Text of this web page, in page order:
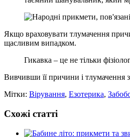
Якщо враховувати тлумачення
щасливим випадком.
Гикавка – це не тільки
Вивчивши її причини і тлумачення
Мітки: Вірування, Езотерика,
Схожі статті